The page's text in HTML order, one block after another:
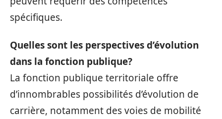
spécifiques.
Quelles sont les perspectives d’évolution
dans la fonction publique?
La fonction publique territoriale offre
d’innombrables possibilités d’évolution de
carrière, notamment des voies de mobilité